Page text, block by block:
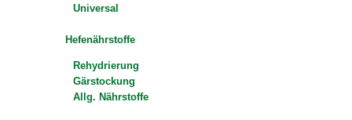
Universal
Hefenährstoffe
Rehydrierung
Gärstockung
Allg. Nährstoffe